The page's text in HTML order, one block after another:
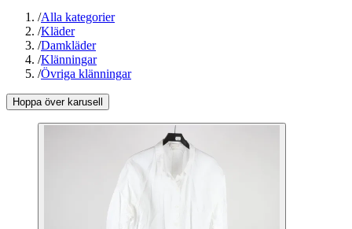
/Alla kategorier
/Kläder
/Damkläder
/Klänningar
/Övriga klänningar
Hoppa över karusell